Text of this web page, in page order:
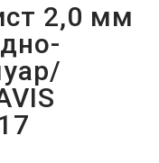
2,0 мм